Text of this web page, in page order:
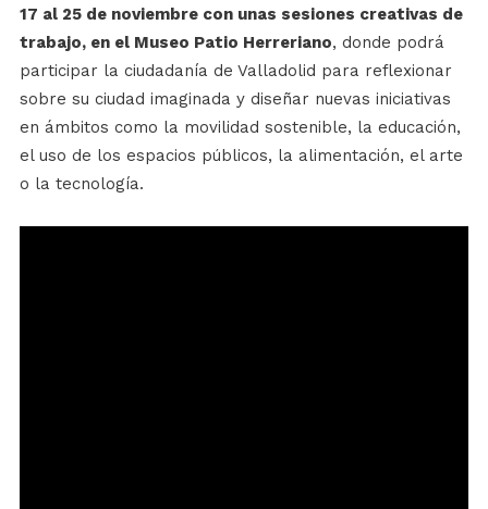
17 al 25 de noviembre con unas sesiones creativas de
trabajo, en el Museo Patio Herreriano, donde podrá
participar la ciudadanía de Valladolid para reflexionar
sobre su ciudad imaginada y diseñar nuevas iniciativas
en ámbitos como la movilidad sostenible, la educación,
el uso de los espacios públicos, la alimentación, el arte
o la tecnología.